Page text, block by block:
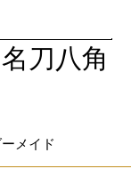
刀八角
メイド